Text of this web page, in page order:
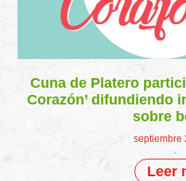
Cuna de Platero
Corazón’ difundiendo
sobre
septiembre
Leer